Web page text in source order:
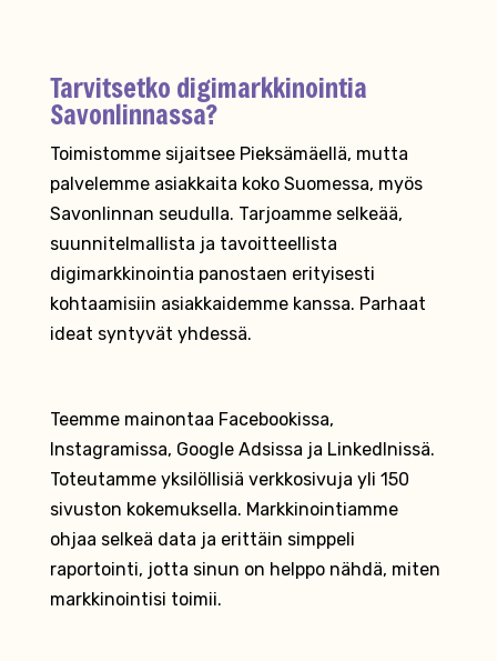
Tarvitsetko digimarkkinointia
Savonlinnassa?
Toimistomme sijaitsee Pieksämäellä, mutta
palvelemme asiakkaita koko Suomessa, myös
Savonlinnan seudulla. Tarjoamme selkeää,
suunnitelmallista ja tavoitteellista
digimarkkinointia panostaen erityisesti
kohtaamisiin asiakkaidemme kanssa. Parhaat
ideat syntyvät yhdessä.
Teemme mainontaa Facebookissa,
Instagramissa, Google Adsissa ja LinkedInissä.
Toteutamme yksilöllisiä verkkosivuja yli 150
sivuston kokemuksella. Markkinointiamme
ohjaa selkeä data ja erittäin simppeli
raportointi, jotta sinun on helppo nähdä, miten
markkinointisi toimii.